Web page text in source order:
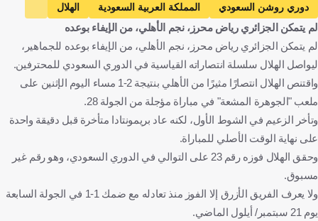
دوري روشن السعودي المملكة العربية السعودية
الهلال
الأهلي
رياض محرز الجزائر كرة قدم
لم يتمكن الجزائري رياض محرز، نجم الأهلي، من الإيفاء بوعده
لم يتمكن الجزائري رياض محرز، نجم الأهلي، من الإيفاء بوعده للجماهير،
ليواصل الهلال سلسلة انتصاراته القياسية في الدوري السعودي للمحترفين.
واقتنص الهلال انتصارًا مثيرًا من الأهلي بنتيجة 2-1 مساء اليوم الإثنين على
ملعب "الجوهرة المشعة" في مباراة مؤجلة من الجولة 28.
وتأخر الزعيم في الشوط الأول، لكنه عاد بريمونتادا متأخرة قبل دقيقة واحدة
على نهاية الوقت الأصلي للمباراة.
وحقق الهلال فوزه رقم 23 على التوالي في الدوري السعودي، وهو رقم غير
مسبوق.
ولا يعرف الفريق الأزرق إلا الفوز منذ تعادله مع ضمك 1-1 في الجولة السابعة
يوم 21 سبتمبر/ أيلول الماضي.